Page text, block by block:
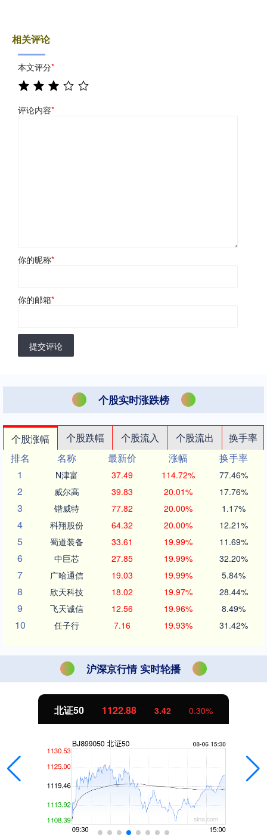
相关评论
本文评分*
评论内容*
你的昵称*
你的邮箱*
提交评论
个股实时涨跌榜
个股涨幅 个股跌幅 个股流入 个股流出
换手率
排名
名称 最新价 涨幅
换手率
1
N津富 37.49 114.72% 77.46%
2 威尔高 39.83 20.01% 17.76%
3 锴威特 77.82 20.00% 1.17%
4 科翔股份 64.32 20.00% 12.21%
5 蜀道装备 33.61 19.99% 11.69%
6 中巨芯 27.85 19.99% 32.20%
7 广哈通信 19.03 19.99% 5.84%
8 欣天科技 18.02 19.97% 28.44%
9 飞天诚信 12.56 19.96% 8.49%
10 任子行 7.16 19.93% 31.42%
沪深京行情 实时轮播
北证50 1122.88 3.42 0.30%